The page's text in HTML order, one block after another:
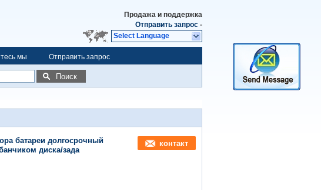
Продажа и поддержка
Отправить запрос -
Select Language
мы Отправить запрос
Поиск
батареи долгосрочный
диска/зада
контакт